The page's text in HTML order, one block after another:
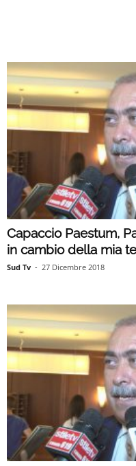
Capaccio Paestum,
in cambio della mia
Sud Tv - 27 Dicembre 2018